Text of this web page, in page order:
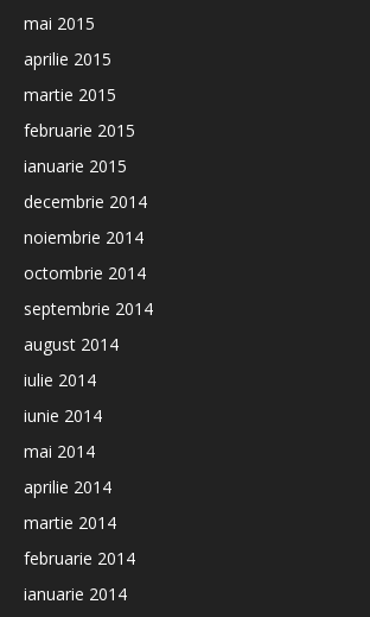
mai 2015
aprilie 2015
martie 2015
februarie 2015
ianuarie 2015
decembrie 2014
noiembrie 2014
octombrie 2014
septembrie 2014
august 2014
iulie 2014
iunie 2014
mai 2014
aprilie 2014
martie 2014
februarie 2014
ianuarie 2014